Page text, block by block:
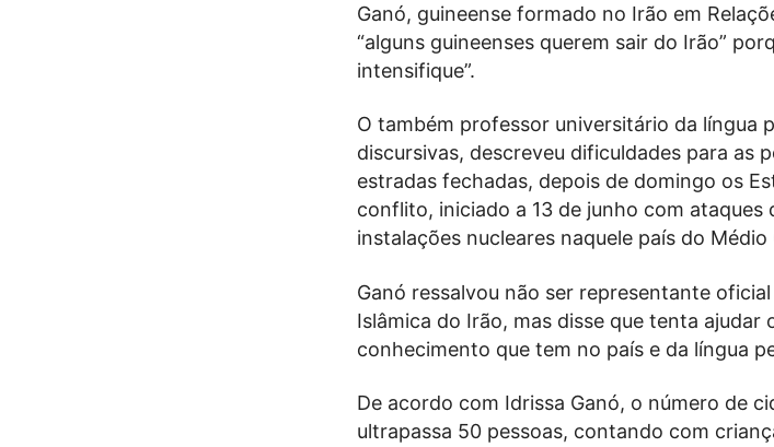
Ganó, guineense formado no Irão em
“alguns guineenses querem sair do Irão”
intensifique”.
O também professor universitário da língua
discursivas, descreveu dificuldades para as
estradas fechadas, depois de domingo os
conflito, iniciado a 13 de junho com ataques
instalações nucleares naquele país do Médio
Ganó ressalvou não ser representante
Islâmica do Irão, mas disse que tenta ajudar
conhecimento que tem no país e da língua
De acordo com Idrissa Ganó, o número de
ultrapassa 50 pessoas, contando com